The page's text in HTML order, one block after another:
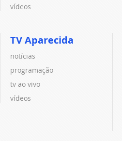
vídeos
TV Aparecida
notícias
programação
tv ao vivo
vídeos